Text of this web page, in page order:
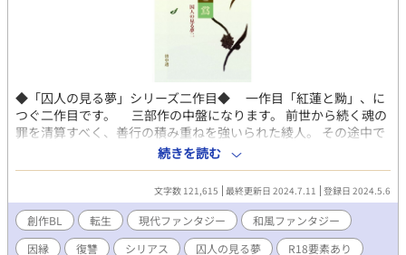
◆「囚人の見る夢」シリーズ二作目◆ 一作目「紅蓮と黝」、に
つぐ二作目です。 三部作の中盤になります。 前世から続く魂の
罪を清算すべく、善行の積み重ねを強いられた綾人。 その途中で
過去の友人であったイトを祓い、大きな節目を超えました。 そし
て、ここから先にも大きな敵に出会う可能性があるため、 注意し
て霊力を高めていくように貴人様に言われます。 その必要性には
納得していても、これから先の自分の人生がそのためだけにある
事には納得しきれず、 タカトと共に最後の日まで楽しむことを決
めました。 二人で暮らしながら、二人で便利屋のバイトを始め、
続きを読む
文字数 121,615 最終更新日 2024.7.11 登録日 2024.5.6
創作BL 転生 現代ファンタジー
和風ファンタジー
因縁
復讐 シリアス 囚人の見る夢 R18要素あり